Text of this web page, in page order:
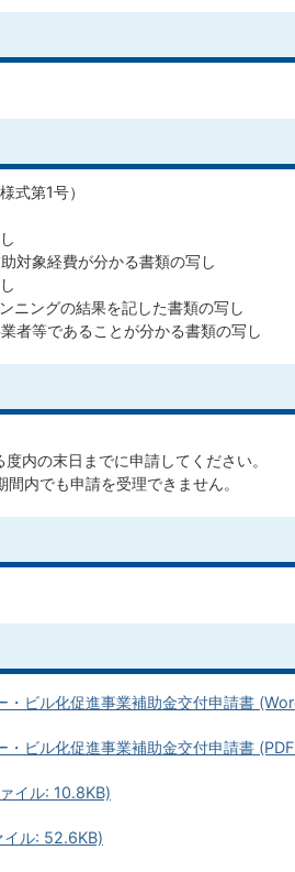
式第1号）
対象経費が分かる書類の写し
ニングの結果を記した書類の写し
者等であることが分かる書類の写し
内の末日までに申請してください。
内でも申請を受理できません。
・ビル化促進事業補助金交付申請書
ビル化促進事業補助金交付申請書
イル: 10.8KB)
イル: 52.6KB)